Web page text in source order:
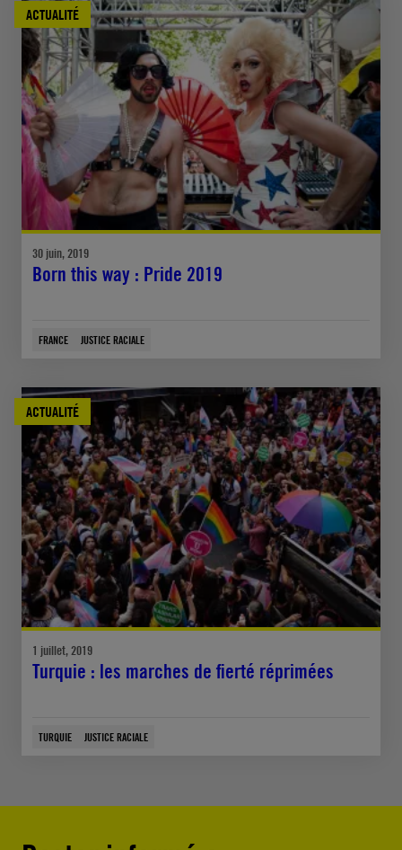
ACTUALITÉ
30 juin, 2019
Born this way : Pride 2019
FRANCE JUSTICE RACIALE
ACTUALITÉ
1 juillet, 2019
Turquie : les marches de fierté réprimées
TURQUIE JUSTICE RACIALE